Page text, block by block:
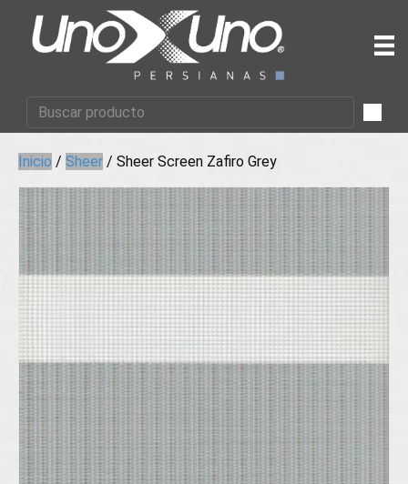
Inicio / Sheer / Sheer Screen Zafiro Grey